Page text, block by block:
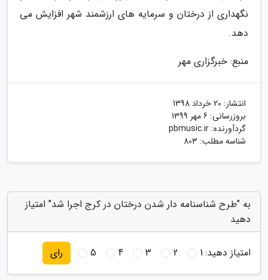
نگهداری از درختان و سرمایه های ارزشمند شهر افزایش می
دهد.
منبع: خبرگزاری مهر
انتشار: 20 خرداد 1398
بروزرسانی: 6 مهر 1399
گردآورنده: pbmusic.ir
شناسه مطلب: 803
به "طرح شناسنامه دار شدن درختان در کرج اجرا شد" امتیاز
دهید
امتیاز دهید:1
2
3
4
5 رای